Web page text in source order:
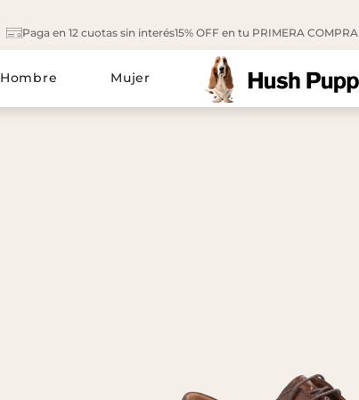
Paga en 12 cuotas sin interés15% OFF en tu PRIMERA COMPRA
Hombre Mujer